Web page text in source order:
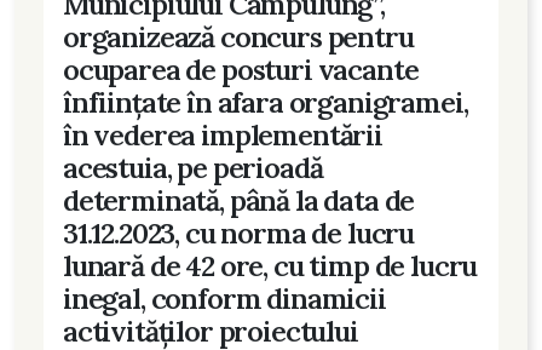
organizează concurs pentru
ocuparea de posturi vacante
înființate în afara organigramei,
în vederea implementării
acestuia, pe perioadă
determinată, până la data de
31.12.2023, cu norma de lucru
lunară de 42 ore, cu timp de lucru
inegal, conform dinamicii
activităților proiectului